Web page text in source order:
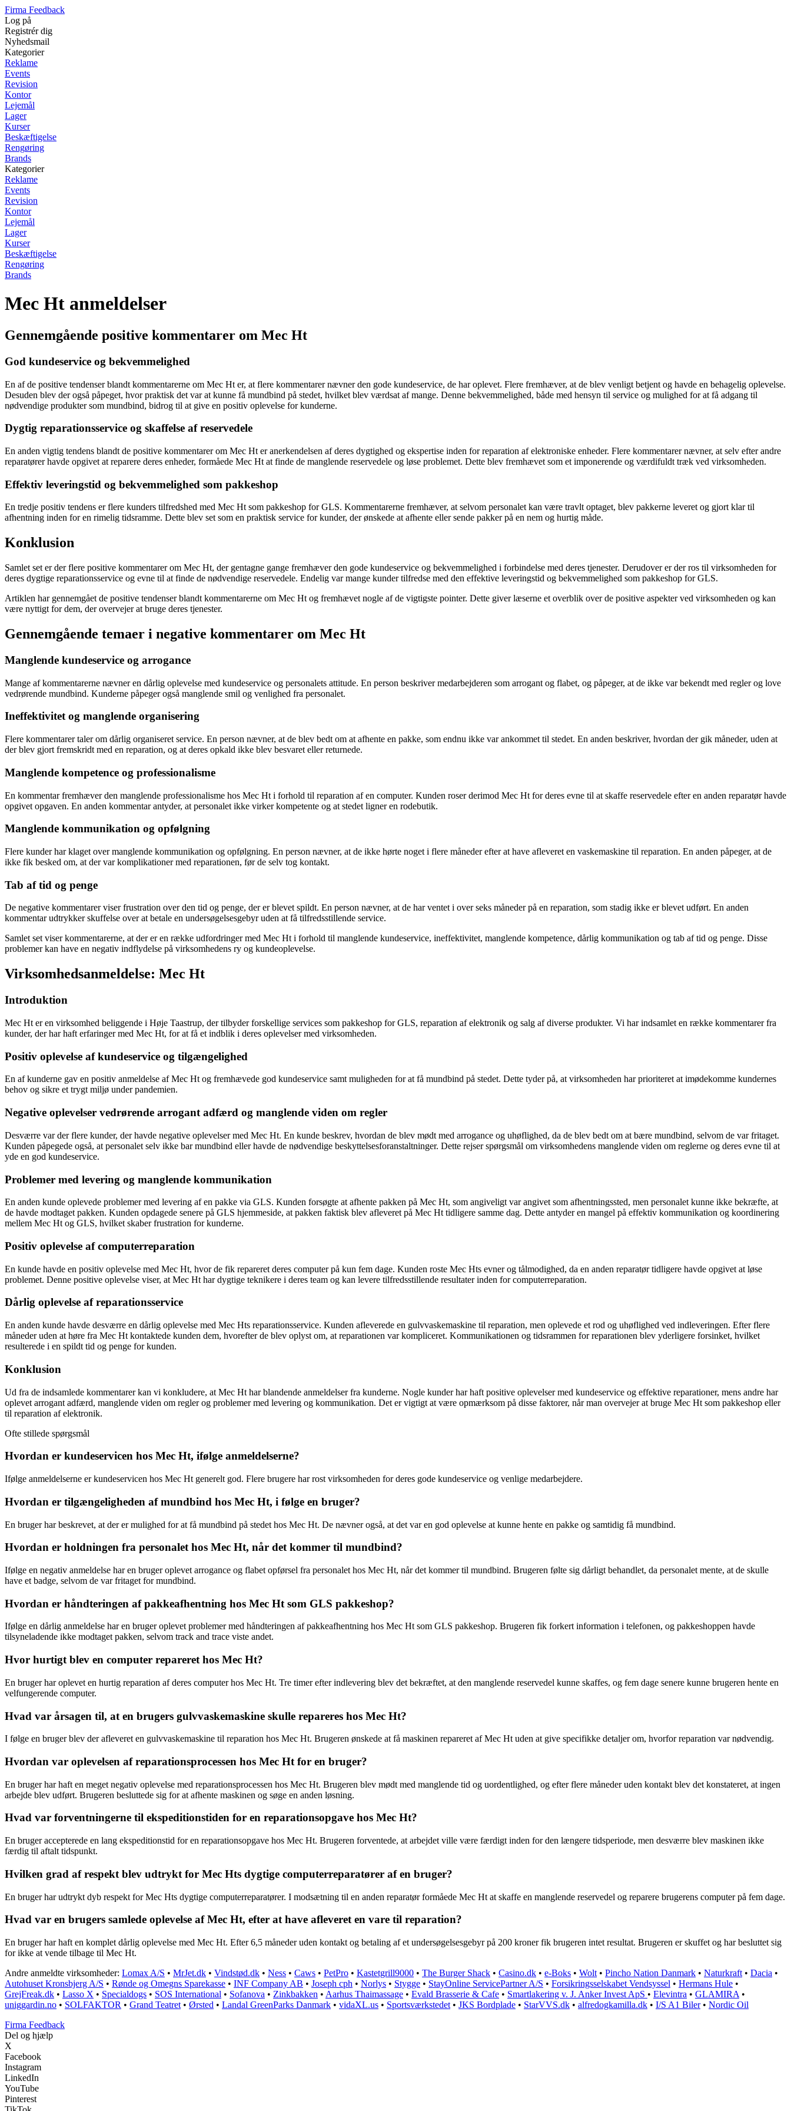
Firma Feedback
Log på
Registrér dig
Nyhedsmail
Kategorier
Reklame
Events
Revision
Kontor
Lejemål
Lager
Kurser
Beskæftigelse
Rengøring
Brands
Kategorier
Reklame
Events
Revision
Kontor
Lejemål
Lager
Kurser
Beskæftigelse
Rengøring
Brands
Mec Ht anmeldelser
Gennemgående positive kommentarer om Mec Ht
God kundeservice og bekvemmelighed
En af de positive tendenser blandt kommentarerne om Mec Ht er, at flere kommentarer nævner den gode kundeservice, de har oplevet. Flere fremhæver, at de blev venligt betjent og havde en behagelig oplevelse.
Desuden blev der også påpeget, hvor praktisk det var at kunne få mundbind på stedet, hvilket blev værdsat af mange. Denne bekvemmelighed, både med hensyn til service og mulighed for at få adgang til
nødvendige produkter som mundbind, bidrog til at give en positiv oplevelse for kunderne.
Dygtig reparationsservice og skaffelse af reservedele
En anden vigtig tendens blandt de positive kommentarer om Mec Ht er anerkendelsen af deres dygtighed og ekspertise inden for reparation af elektroniske enheder. Flere kommentarer nævner, at selv efter andre
reparatører havde opgivet at reparere deres enheder, formåede Mec Ht at finde de manglende reservedele og løse problemet. Dette blev fremhævet som et imponerende og værdifuldt træk ved virksomheden.
Effektiv leveringstid og bekvemmelighed som pakkeshop
En tredje positiv tendens er flere kunders tilfredshed med Mec Ht som pakkeshop for GLS. Kommentarerne fremhæver, at selvom personalet kan være travlt optaget, blev pakkerne leveret og gjort klar til
afhentning inden for en rimelig tidsramme. Dette blev set som en praktisk service for kunder, der ønskede at afhente eller sende pakker på en nem og hurtig måde.
Konklusion
Samlet set er der flere positive kommentarer om Mec Ht, der gentagne gange fremhæver den gode kundeservice og bekvemmelighed i forbindelse med deres tjenester. Derudover er der ros til virksomheden for
deres dygtige reparationsservice og evne til at finde de nødvendige reservedele. Endelig var mange kunder tilfredse med den effektive leveringstid og bekvemmelighed som pakkeshop for GLS.
Artiklen har gennemgået de positive tendenser blandt kommentarerne om Mec Ht og fremhævet nogle af de vigtigste pointer. Dette giver læserne et overblik over de positive aspekter ved virksomheden og kan
være nyttigt for dem, der overvejer at bruge deres tjenester.
Gennemgående temaer i negative kommentarer om Mec Ht
Manglende kundeservice og arrogance
Mange af kommentarerne nævner en dårlig oplevelse med kundeservice og personalets attitude. En person beskriver medarbejderen som arrogant og flabet, og påpeger, at de ikke var bekendt med regler og love
vedrørende mundbind. Kunderne påpeger også manglende smil og venlighed fra personalet.
Ineffektivitet og manglende organisering
Flere kommentarer taler om dårlig organiseret service. En person nævner, at de blev bedt om at afhente en pakke, som endnu ikke var ankommet til stedet. En anden beskriver, hvordan der gik måneder, uden at
der blev gjort fremskridt med en reparation, og at deres opkald ikke blev besvaret eller returnede.
Manglende kompetence og professionalisme
En kommentar fremhæver den manglende professionalisme hos Mec Ht i forhold til reparation af en computer. Kunden roser derimod Mec Ht for deres evne til at skaffe reservedele efter en anden reparatør havde
opgivet opgaven. En anden kommentar antyder, at personalet ikke virker kompetente og at stedet ligner en rodebutik.
Manglende kommunikation og opfølgning
Flere kunder har klaget over manglende kommunikation og opfølgning. En person nævner, at de ikke hørte noget i flere måneder efter at have afleveret en vaskemaskine til reparation. En anden påpeger, at de
ikke fik besked om, at der var komplikationer med reparationen, før de selv tog kontakt.
Tab af tid og penge
De negative kommentarer viser frustration over den tid og penge, der er blevet spildt. En person nævner, at de har ventet i over seks måneder på en reparation, som stadig ikke er blevet udført. En anden
kommentar udtrykker skuffelse over at betale en undersøgelsesgebyr uden at få tilfredsstillende service.
Samlet set viser kommentarerne, at der er en række udfordringer med Mec Ht i forhold til manglende kundeservice, ineffektivitet, manglende kompetence, dårlig kommunikation og tab af tid og penge. Disse
problemer kan have en negativ indflydelse på virksomhedens ry og kundeoplevelse.
Virksomhedsanmeldelse: Mec Ht
Introduktion
Mec Ht er en virksomhed beliggende i Høje Taastrup, der tilbyder forskellige services som pakkeshop for GLS, reparation af elektronik og salg af diverse produkter. Vi har indsamlet en række kommentarer fra
kunder, der har haft erfaringer med Mec Ht, for at få et indblik i deres oplevelser med virksomheden.
Positiv oplevelse af kundeservice og tilgængelighed
En af kunderne gav en positiv anmeldelse af Mec Ht og fremhævede god kundeservice samt muligheden for at få mundbind på stedet. Dette tyder på, at virksomheden har prioriteret at imødekomme kundernes
behov og sikre et trygt miljø under pandemien.
Negative oplevelser vedrørende arrogant adfærd og manglende viden om regler
Desværre var der flere kunder, der havde negative oplevelser med Mec Ht. En kunde beskrev, hvordan de blev mødt med arrogance og uhøflighed, da de blev bedt om at bære mundbind, selvom de var fritaget.
Kunden påpegede også, at personalet selv ikke bar mundbind eller havde de nødvendige beskyttelsesforanstaltninger. Dette rejser spørgsmål om virksomhedens manglende viden om reglerne og deres evne til at
yde en god kundeservice.
Problemer med levering og manglende kommunikation
En anden kunde oplevede problemer med levering af en pakke via GLS. Kunden forsøgte at afhente pakken på Mec Ht, som angiveligt var angivet som afhentningssted, men personalet kunne ikke bekræfte, at
de havde modtaget pakken. Kunden opdagede senere på GLS hjemmeside, at pakken faktisk blev afleveret på Mec Ht tidligere samme dag. Dette antyder en mangel på effektiv kommunikation og koordinering
mellem Mec Ht og GLS, hvilket skaber frustration for kunderne.
Positiv oplevelse af computerreparation
En kunde havde en positiv oplevelse med Mec Ht, hvor de fik repareret deres computer på kun fem dage. Kunden roste Mec Hts evner og tålmodighed, da en anden reparatør tidligere havde opgivet at løse
problemet. Denne positive oplevelse viser, at Mec Ht har dygtige teknikere i deres team og kan levere tilfredsstillende resultater inden for computerreparation.
Dårlig oplevelse af reparationsservice
En anden kunde havde desværre en dårlig oplevelse med Mec Hts reparationsservice. Kunden afleverede en gulvvaskemaskine til reparation, men oplevede et rod og uhøflighed ved indleveringen. Efter flere
måneder uden at høre fra Mec Ht kontaktede kunden dem, hvorefter de blev oplyst om, at reparationen var kompliceret. Kommunikationen og tidsrammen for reparationen blev yderligere forsinket, hvilket
resulterede i en spildt tid og penge for kunden.
Konklusion
Ud fra de indsamlede kommentarer kan vi konkludere, at Mec Ht har blandende anmeldelser fra kunderne. Nogle kunder har haft positive oplevelser med kundeservice og effektive reparationer, mens andre har
oplevet arrogant adfærd, manglende viden om regler og problemer med levering og kommunikation. Det er vigtigt at være opmærksom på disse faktorer, når man overvejer at bruge Mec Ht som pakkeshop eller
til reparation af elektronik.
Ofte stillede spørgsmål
Hvordan er kundeservicen hos Mec Ht, ifølge anmeldelserne?
Ifølge anmeldelserne er kundeservicen hos Mec Ht generelt god. Flere brugere har rost virksomheden for deres gode kundeservice og venlige medarbejdere.
Hvordan er tilgængeligheden af mundbind hos Mec Ht, i følge en bruger?
En bruger har beskrevet, at der er mulighed for at få mundbind på stedet hos Mec Ht. De nævner også, at det var en god oplevelse at kunne hente en pakke og samtidig få mundbind.
Hvordan er holdningen fra personalet hos Mec Ht, når det kommer til mundbind?
Ifølge en negativ anmeldelse har en bruger oplevet arrogance og flabet opførsel fra personalet hos Mec Ht, når det kommer til mundbind. Brugeren følte sig dårligt behandlet, da personalet mente, at de skulle
have et badge, selvom de var fritaget for mundbind.
Hvordan er håndteringen af pakkeafhentning hos Mec Ht som GLS pakkeshop?
Ifølge en dårlig anmeldelse har en bruger oplevet problemer med håndteringen af pakkeafhentning hos Mec Ht som GLS pakkeshop. Brugeren fik forkert information i telefonen, og pakkeshoppen havde
tilsyneladende ikke modtaget pakken, selvom track and trace viste andet.
Hvor hurtigt blev en computer repareret hos Mec Ht?
En bruger har oplevet en hurtig reparation af deres computer hos Mec Ht. Tre timer efter indlevering blev det bekræftet, at den manglende reservedel kunne skaffes, og fem dage senere kunne brugeren hente en
velfungerende computer.
Hvad var årsagen til, at en brugers gulvvaskemaskine skulle repareres hos Mec Ht?
I følge en bruger blev der afleveret en gulvvaskemaskine til reparation hos Mec Ht. Brugeren ønskede at få maskinen repareret af Mec Ht uden at give specifikke detaljer om, hvorfor reparation var nødvendig.
Hvordan var oplevelsen af reparationsprocessen hos Mec Ht for en bruger?
En bruger har haft en meget negativ oplevelse med reparationsprocessen hos Mec Ht. Brugeren blev mødt med manglende tid og uordentlighed, og efter flere måneder uden kontakt blev det konstateret, at ingen
arbejde blev udført. Brugeren besluttede sig for at afhente maskinen og søge en anden løsning.
Hvad var forventningerne til ekspeditionstiden for en reparationsopgave hos Mec Ht?
En bruger accepterede en lang ekspeditionstid for en reparationsopgave hos Mec Ht. Brugeren forventede, at arbejdet ville være færdigt inden for den længere tidsperiode, men desværre blev maskinen ikke
færdig til aftalt tidspunkt.
Hvilken grad af respekt blev udtrykt for Mec Hts dygtige computerreparatører af en bruger?
En bruger har udtrykt dyb respekt for Mec Hts dygtige computerreparatører. I modsætning til en anden reparatør formåede Mec Ht at skaffe en manglende reservedel og reparere brugerens computer på fem dage.
Hvad var en brugers samlede oplevelse af Mec Ht, efter at have afleveret en vare til reparation?
En bruger har haft en komplet dårlig oplevelse med Mec Ht. Efter 6,5 måneder uden kontakt og betaling af et undersøgelsesgebyr på 200 kroner fik brugeren intet resultat. Brugeren er skuffet og har besluttet sig
for ikke at vende tilbage til Mec Ht.
Andre anmeldte virksomheder: Lomax A/S • MrJet.dk • Vindstød.dk • Ness • Caws • PetPro • Kastetgrill9000 • The Burger Shack • Casino.dk • e-Boks • Wolt • Pincho Nation Danmark • Naturkraft • Dacia •
Autohuset Kronsbjerg A/S • Rønde og Omegns Sparekasse • INF Company AB • Joseph cph • Norlys • Stygge • StayOnline ServicePartner A/S • Forsikringsselskabet Vendsyssel • Hermans Hule •
GrejFreak.dk • Lasso X • Specialdogs • SOS International • Sofanova • Zinkbakken • Aarhus Thaimassage • Evald Brasserie & Cafe • Smartlakering v. J. Anker Invest ApS • Elevintra • GLAMIRA •
uniggardin.no • SOLFAKTOR • Grand Teatret • Ørsted • Landal GreenParks Danmark • vidaXL.us • Sportsværkstedet • JKS Bordplade • StarVVS.dk • alfredogkamilla.dk • I/S A1 Biler• Nordic Oil
Firma Feedback
Del og hjælp
X
Facebook
Instagram
LinkedIn
YouTube
Pinterest